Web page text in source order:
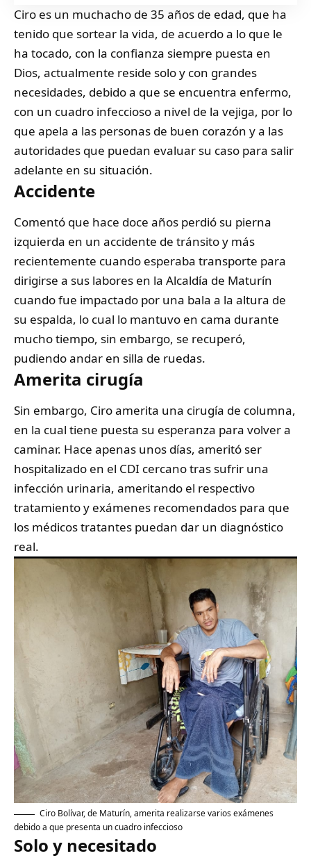
Ciro es un muchacho de 35 años de edad, que ha
tenido que sortear la vida, de acuerdo a lo que le
ha tocado, con la confianza siempre puesta en
Dios, actualmente reside solo y con grandes
necesidades, debido a que se encuentra enfermo,
con un cuadro infeccioso a nivel de la vejiga, por lo
que apela a las personas de buen corazón y a las
autoridades que puedan evaluar su caso para salir
adelante en su situación.
Accidente
Comentó que hace doce años perdió su pierna
izquierda en un accidente de tránsito y más
recientemente cuando esperaba transporte para
dirigirse a sus labores en la Alcaldía de Maturín
cuando fue impactado por una bala a la altura de
su espalda, lo cual lo mantuvo en cama durante
mucho tiempo, sin embargo, se recuperó,
pudiendo andar en silla de ruedas.
Amerita cirugía
Sin embargo, Ciro amerita una cirugía de columna,
en la cual tiene puesta su esperanza para volver a
caminar. Hace apenas unos días, ameritó ser
hospitalizado en el CDI cercano tras sufrir una
infección urinaria, ameritando el respectivo
tratamiento y exámenes recomendados para que
los médicos tratantes puedan dar un diagnóstico
real.
Ciro Bolívar, de Maturín, amerita realizarse varios exámenes
debido a que presenta un cuadro infeccioso
Solo y necesitado